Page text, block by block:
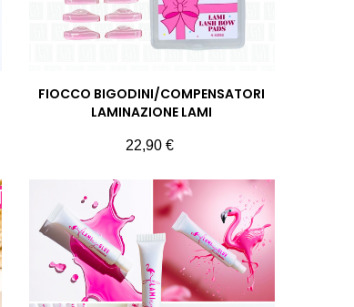
FIOCCO BIGODINI/COMPENSATORI
LAMINAZIONE LAMI
Prezzo
22,90 €